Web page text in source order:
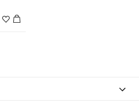
위